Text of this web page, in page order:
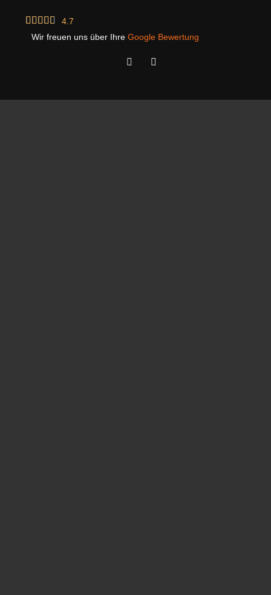
    
4.7
Wir freuen uns über Ihre Google Bewertung